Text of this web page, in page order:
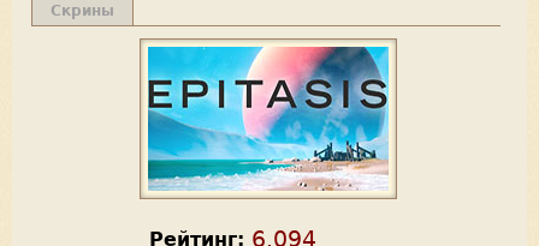
Скрины
Рейтинг: 6.094